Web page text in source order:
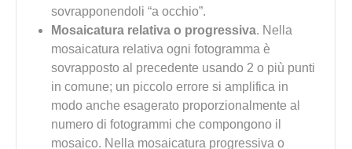
sovrapponendoli “a occhio”.
Mosaicatura relativa o progressiva. Nella
mosaicatura relativa ogni fotogramma è
sovrapposto al precedente usando 2 o più punti
in comune; un piccolo errore si amplifica in
modo anche esagerato proporzionalmente al
numero di fotogrammi che compongono il
mosaico. Nella mosaicatura progressiva o